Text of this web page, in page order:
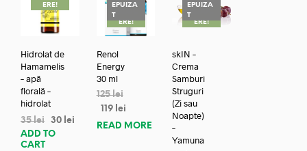
ERE!
Hidrolat de
Hamamelis
– apă
florală –
hidrolat
35lei 30 lei
ADD TO
CART
EPUIZA
TREDUC
ERE!
Renol
Energy
30 ml
125lei
119 lei
READ MORE
EPUIZA
TREDUC
ERE!
skIN –
Crema
Samburi
Struguri
(Zi sau
Noapte)
–
Yamuna